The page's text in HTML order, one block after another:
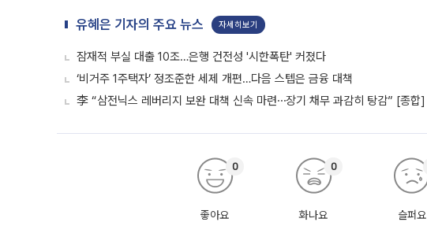
유혜은 기자의 주요 뉴스 자세히보기
잠재적 부실 대출 10조…은행 건전성 '시한폭탄' 커졌다
‘비거주 1주택자’ 정조준한 세제 개편…다음 스텝은 금융 대책
李 “삼전닉스 레버리지 보완 대책 신속 마련⋯장기 채무 과감히 탕감” [종합]
좋아요
0
화나요
0
슬퍼요